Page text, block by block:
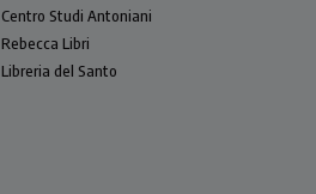
Centro Studi Antoniani
Rebecca Libri
Libreria del Santo